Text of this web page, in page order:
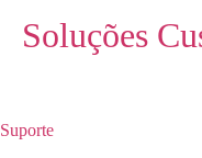
Soluções
Suporte